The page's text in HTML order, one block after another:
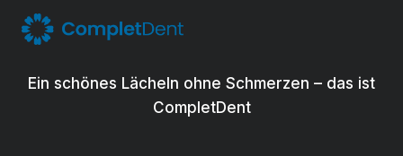
Ein schönes Lächeln ohne Schmerzen – das ist
CompletDent